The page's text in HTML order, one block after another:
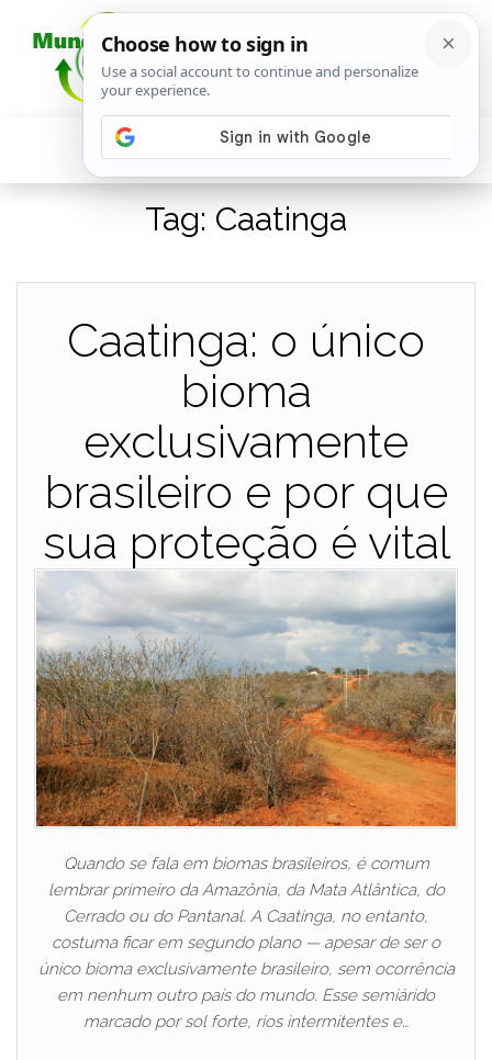
Tag: Caatinga
Caatinga: o único
bioma
exclusivamente
brasileiro e por que
sua proteção é vital
Quando se fala em biomas brasileiros, é comum
lembrar primeiro da Amazônia, da Mata Atlântica, do
Cerrado ou do Pantanal. A Caatinga, no entanto,
costuma ficar em segundo plano — apesar de ser o
único bioma exclusivamente brasileiro, sem ocorrência
em nenhum outro país do mundo. Esse semiárido
marcado por sol forte, rios intermitentes e…